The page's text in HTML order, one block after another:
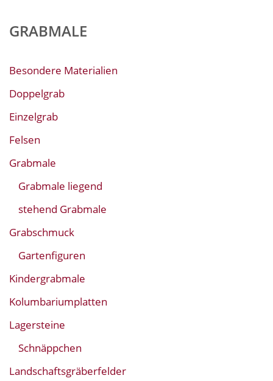
GRABMALE
Besondere Materialien
Doppelgrab
Einzelgrab
Felsen
Grabmale
Grabmale liegend
stehend Grabmale
Grabschmuck
Gartenfiguren
Kindergrabmale
Kolumbariumplatten
Lagersteine
Schnäppchen
Landschaftsgräberfelder